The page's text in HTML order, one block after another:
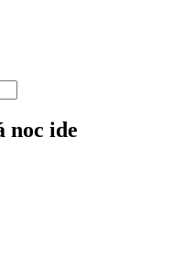
noc ide